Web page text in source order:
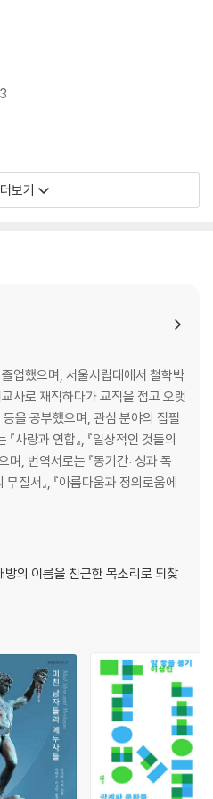
보기
업했으며, 서울시립대에서 철학박
사로 재직하다가 교직을 접고 오랫
을 공부했으며, 관심 분야의 집필
사랑과 연합』, 『일상적인 것들의
며, 번역서로는 『동기간: 성과 폭
무질서』, 『아름다움과 정의로움에
의 이름을 친근한 목소리로 되찾